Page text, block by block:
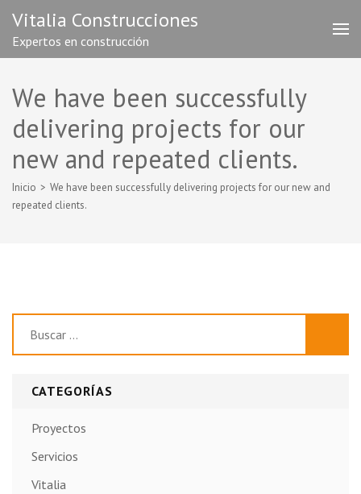
contenido
(presiona
tecla
Intro)
Vitalia Construcciones
Expertos en construcción
We have been successfully
delivering projects for our
new and repeated clients.
Inicio > We have been successfully delivering projects for our new and
repeated clients.
CATEGORÍAS
Proyectos
Servicios
Vitalia